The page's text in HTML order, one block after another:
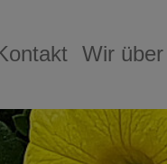
for
Wir